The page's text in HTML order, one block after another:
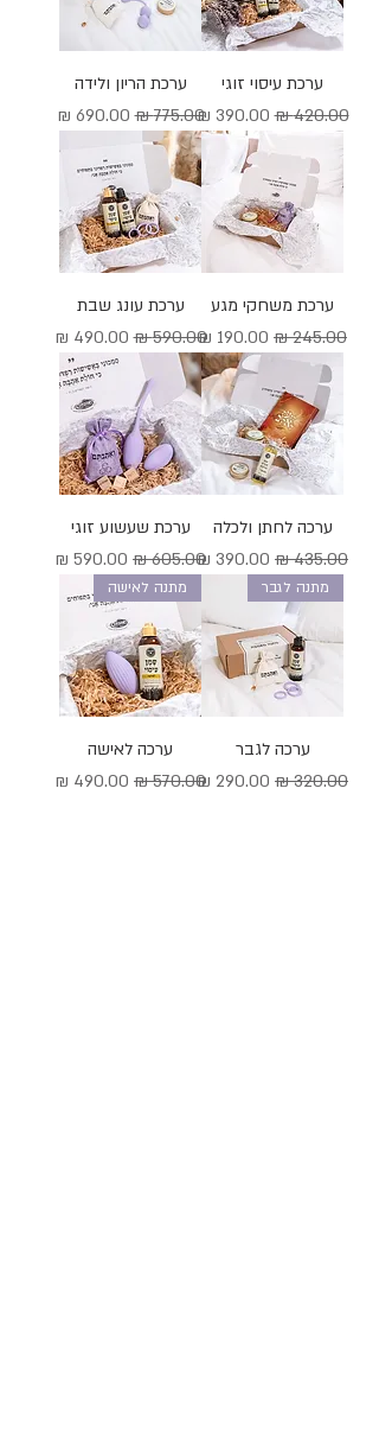
ערכת עיסוי זוגי
מחיר רגיל‏420.00 ‏₪ מחיר מבצע
ערכת הריון ולידה
מחיר רגיל‏775.00 ‏₪ מחיר מבצע
ערכת משחקי מגע
מחיר רגיל
מחיר מבצע
ערכת עונג שבת
מחיר רגיל‏590.00 ‏₪ מחיר מבצע
ערכה לחתן ולכלה
מחיר רגיל
מחיר מבצע
ערכת שעשוע זוגי
מחיר רגיל
מחיר מבצע
מתנה לגבר
ערכה לגבר
מחיר רגיל
מחיר מבצע
מתנה לאישה
ערכה לאישה
מחיר רגיל מחיר מבצע